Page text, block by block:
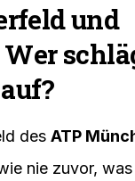
und
des ATP
nie zuvor,